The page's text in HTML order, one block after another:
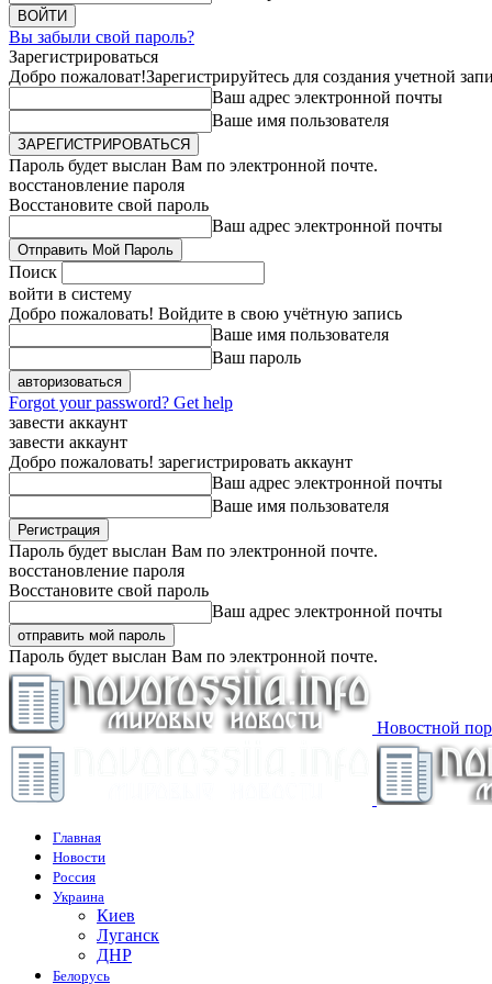
Вы забыли свой пароль?
Зарегистрироваться
Добро пожаловат!Зарегистрируйтесь для создания учетной
Ваш адрес электронной почты
Ваше имя пользователя
Пароль будет выслан Вам по электронной почте.
восстановление пароля
Восстановите свой пароль
Ваш адрес электронной почты
Поиск
войти в систему
Добро пожаловать! Войдите в свою учётную запись
Ваше имя пользователя
Ваш пароль
Forgot your password? Get help
завести аккаунт
завести аккаунт
Добро пожаловать! зарегистрировать аккаунт
Ваш адрес электронной почты
Ваше имя пользователя
Пароль будет выслан Вам по электронной почте.
восстановление пароля
Восстановите свой пароль
Ваш адрес электронной почты
Пароль будет выслан Вам по электронной почте.
Новостной
Главная
Новости
Россия
Украина
Киев
Луганск
ДНР
Белорусь